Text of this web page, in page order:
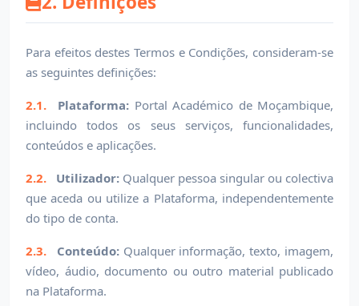
Para efeitos destes Termos e Condições, consideram-se
as seguintes definições:
2.1. Plataforma: Portal Académico de Moçambique,
incluindo todos os seus serviços, funcionalidades,
conteúdos e aplicações.
2.2. Utilizador: Qualquer pessoa singular ou colectiva
que aceda ou utilize a Plataforma, independentemente
do tipo de conta.
2.3. Conteúdo:Qualquer informação, texto, imagem,
vídeo, áudio, documento ou outro material publicado
na Plataforma.